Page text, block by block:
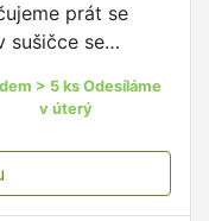
prát se
sušičce se
…
> 5 ks Odesíláme
v úterý